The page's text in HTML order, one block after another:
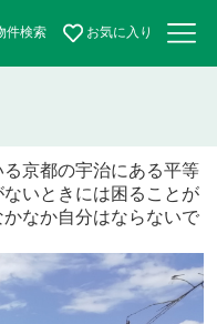
件検索 お気に入り
京都の宇治にある平等
いときには困ることが
なか自分はならないで